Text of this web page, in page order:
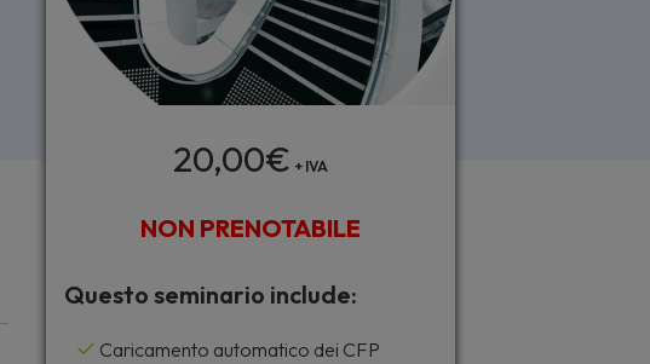
20,00€ + IVA
NON PRENOTABILE
Questo seminario include:
Caricamento automatico dei CFP